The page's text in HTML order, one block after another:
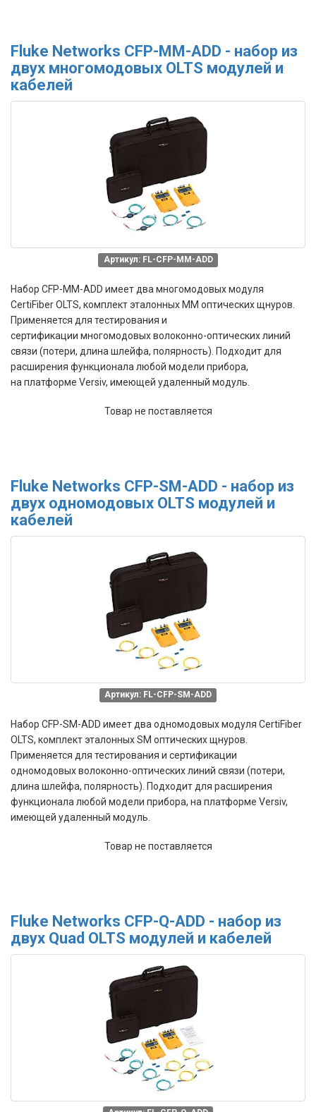
Fluke Networks CFP-MM-ADD - набор из
двух многомодовых OLTS модулей и
кабелей
Артикул: FL-CFP-MM-ADD
Набор CFP-MM-ADD имеет два многомодовых модуля
CertiFiber OLTS, комплект эталонных MM оптических щнуров.
Применяется для тестирования и
сертификации многомодовыхволоконно-оптических линий
связи (потери, длина шлейфа, полярность). Подходит для
расширения функционала любой модели прибора,
на платформе Versiv, имеющей удаленный модуль.
Товар не поставляется
Fluke Networks CFP-SM-ADD - набор из
двух одномодовых OLTS модулей и
кабелей
Артикул: FL-CFP-SM-ADD
Набор CFP-SM-ADD имеет два одномодовых модуля CertiFiber
OLTS, комплект эталонных SM оптических щнуров.
Применяется для тестирования и сертификации
одномодовыхволоконно-оптических линий связи (потери,
длина шлейфа, полярность). Подходит для расширения
функционала любой модели прибора, на платформе Versiv,
имеющей удаленный модуль.
Товар не поставляется
Fluke Networks CFP-Q-ADD - набор из
двух Quad OLTS модулей и кабелей